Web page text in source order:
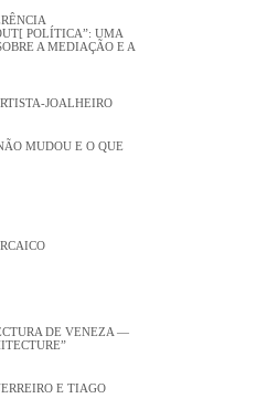
POLÍTICA”: UMA
A MEDIAÇÃO E A
JOALHEIRO
MUDOU E O QUE
DE VENEZA —
E TIAGO